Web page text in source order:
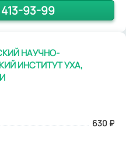
413-93-99
НАУЧНО-
ИНСТИТУТ УХА,
630 ₽